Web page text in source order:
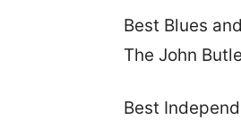
Best Blues
The John
Best